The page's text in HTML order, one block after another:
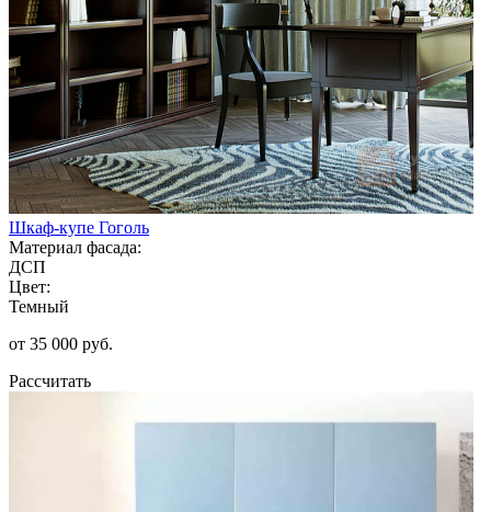
Шкаф-купе Гоголь
Материал фасада:
ДСП
Цвет:
Темный
от 35 000 руб.
Рассчитать